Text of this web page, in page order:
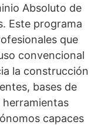
Absoluto de
Este programa
que
convencional
la construcción
bases de
capaces